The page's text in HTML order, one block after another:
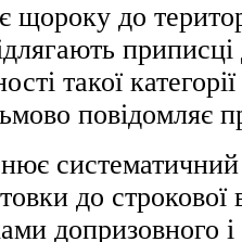
щороку до
такої
повідомляє
до строкової
допризовного